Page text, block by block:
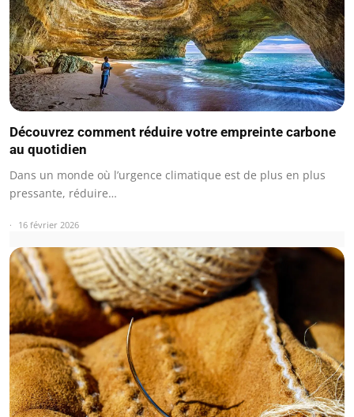
Découvrez comment réduire votre empreinte carbone
au quotidien
Dans un monde où l’urgence climatique est de plus en plus
pressante, réduire…
16 février 2026